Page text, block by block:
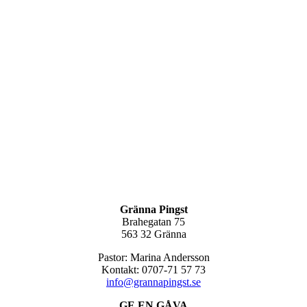
Gränna Pingst
Brahegatan 75
563 32 Gränna
Pastor: Marina Andersson
Kontakt: 0707-71 57 73
info@grannapingst.se